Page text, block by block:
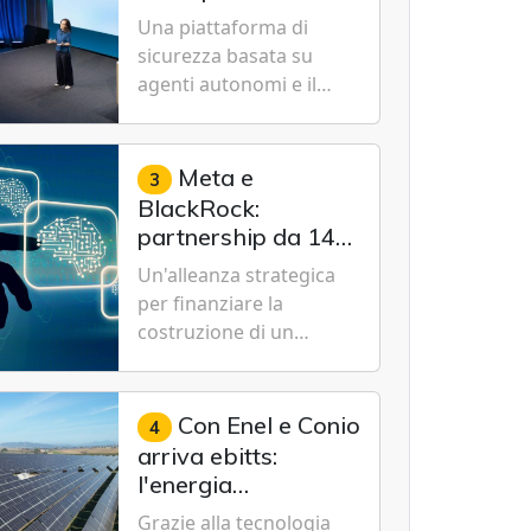
Cybersecurity.
nuovo modello IA
specializzato per la
cybersecurity
Una piattaforma di
sicurezza basata su
agenti autonomi e il
Cyber-1-Flash per
consentire alle
organizzazioni di
passare da una difesa
reattiva a una strategia
di gestione continua del
rischio.
3 Meta e
BlackRock:
partnership da 14
miliardi di dollari
per un data center
da record in Texas
Un'alleanza strategica
per finanziare la
costruzione di un
1 gigawatt a El Paso,
volto a sostenere le
future ambizioni di
superintelligenza e
intelligenza artificiale
4 Con Enel e Conio
arriva ebitts:
l'energia
rinnovabile entra in
Grazie alla tecnologia